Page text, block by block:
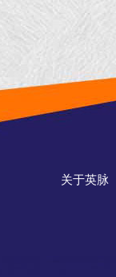
关于英脉